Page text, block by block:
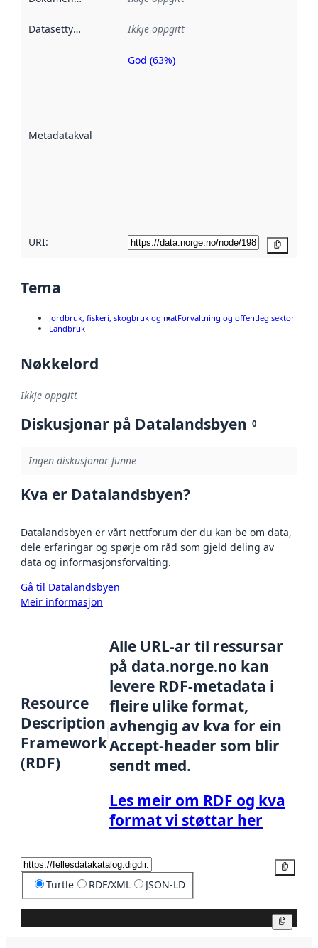
Datasettype Ikkje oppgitt
Metadatakvalitet
Metadatakvalitet
God (63%)
URI:
Tema
Jordbruk, fiskeri, skogbruk og matForvaltning og offentleg sektor
Landbruk
Nøkkelord
Ikkje oppgitt
Diskusjonar på Datalandsbyen 0
Ingen diskusjonar funne
Kva er Datalandsbyen?
Datalandsbyen er vårt nettforum der du kan be om data,
dele erfaringar og spørje om råd som gjeld deling av
data og informasjonsforvalting.
Gå til Datalandsbyen
Meir informasjon
Resource
Description
Framework
(RDF)
Alle URL-ar til ressursar
på data.norge.no kan
levere RDF-metadata i
fleire ulike format,
avhengig av kva for ein
Accept-header som blir
sendt med.
Les meir om RDF og kva
format vi støttar her
Turtle RDF/XML JSON-LD